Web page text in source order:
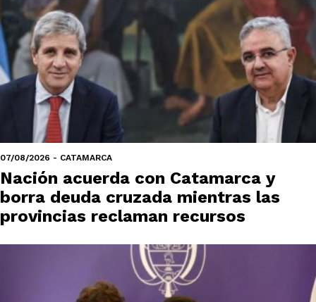
07/08/2026 - CATAMARCA
Nación acuerda con Catamarca y
borra deuda cruzada mientras las
provincias reclaman recursos